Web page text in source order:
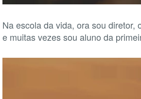
Na escola da vida, ora sou diretor,
e muitas vezes sou aluno da